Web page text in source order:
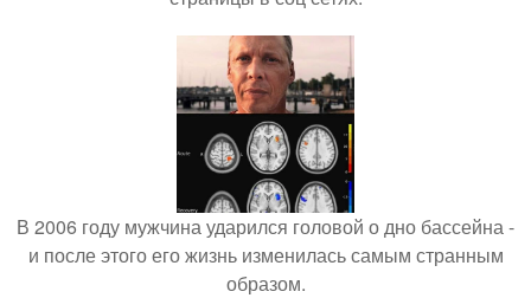
В 2006 году мужчина ударился головой о дно бассейна -
и после этого его жизнь изменилась самым странным
образом.